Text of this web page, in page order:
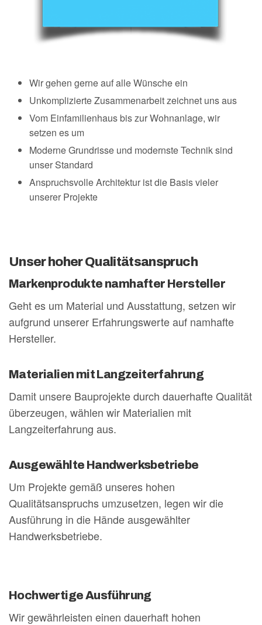
Wir gehen gerne auf alle Wünsche ein
Unkomplizierte Zusammenarbeit zeichnet uns aus
Vom Einfamilienhaus bis zur Wohnanlage, wir
setzen es um
Moderne Grundrisse und modernste Technik sind
unser Standard
Anspruchsvolle Architektur ist die Basis vieler
unserer Projekte
Unser hoher Qualitätsanspruch
Markenprodukte namhafter Hersteller
Geht es um Material und Ausstattung, setzen wir
aufgrund unserer Erfahrungswerte auf namhafte
Hersteller.
Materialien mit Langzeiterfahrung
Damit unsere Bauprojekte durch dauerhafte Qualität
überzeugen, wählen wir Materialien mit
Langzeiterfahrung aus.
Ausgewählte Handwerksbetriebe
Um Projekte gemäß unseres hohen
Qualitätsanspruchs umzusetzen, legen wir die
Ausführung in die Hände ausgewählter
Handwerksbetriebe.
Hochwertige Ausführung
Wir gewährleisten einen dauerhaft hohen